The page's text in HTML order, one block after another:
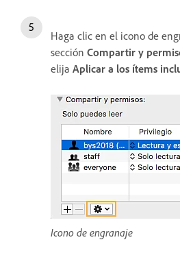
Haga clic en el icono de
sección Compartir y
elija Aplicar a los ítems
Icono de engranaje